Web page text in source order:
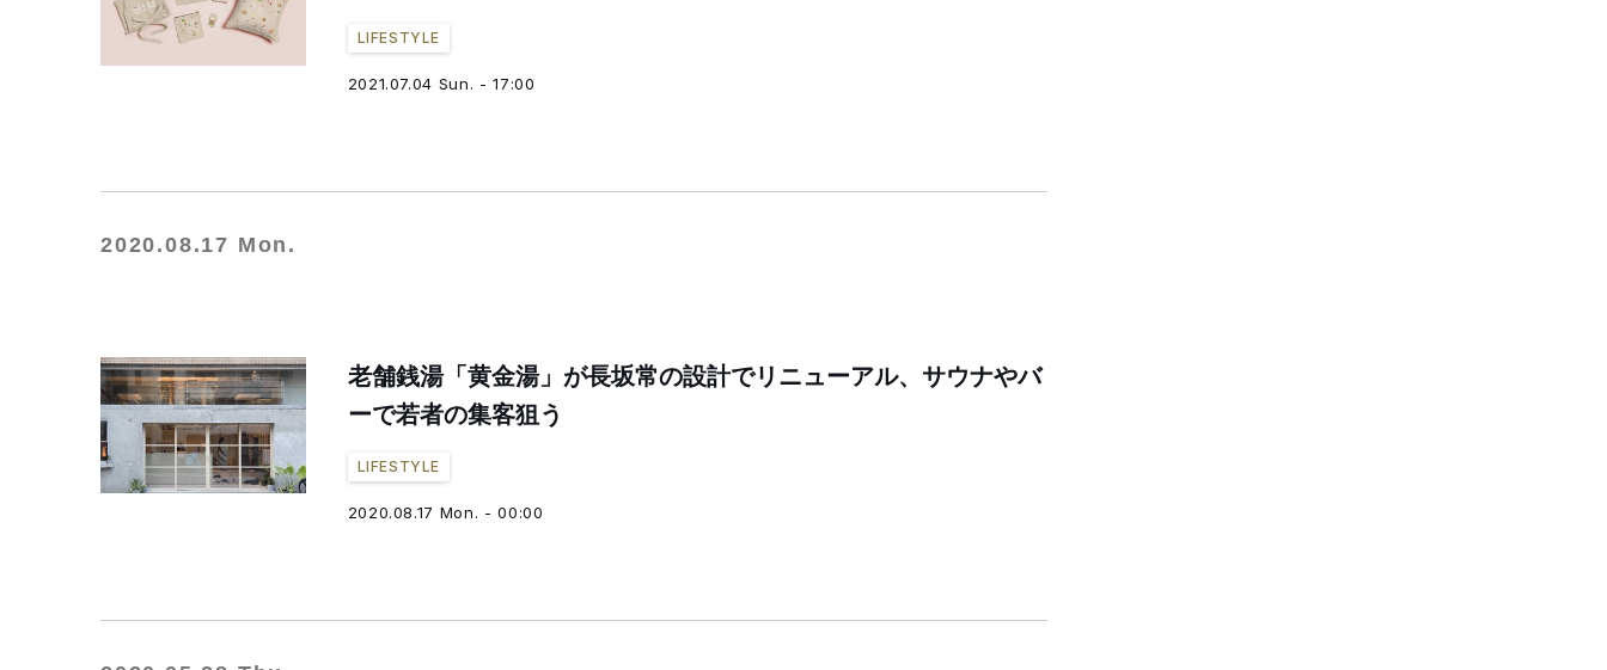
LIFESTYLE
2021.07.04 Sun. - 17:00
2020.08.17 Mon.
老舗銭湯「黄金湯」が長坂常の設計でリニューアル、サウナやバ
ーで若者の集客狙う
LIFESTYLE
2020.08.17 Mon. - 00:00